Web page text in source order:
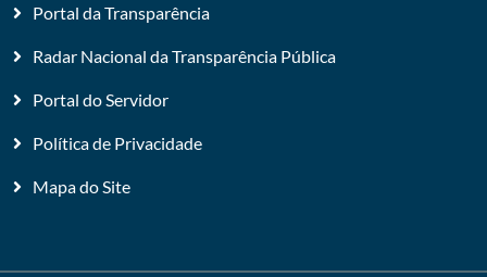
Portal da Transparência
Radar Nacional da Transparência Pública
Portal do Servidor
Política de Privacidade
Mapa do Site